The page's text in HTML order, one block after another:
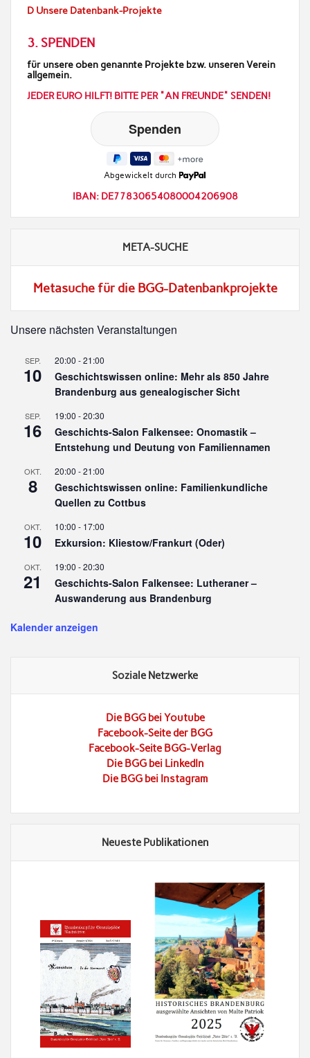
D Unsere Datenbank-Projekte
3. SPENDEN
für unsere oben genannte Projekte bzw. unseren Verein
allgemein.
JEDER EURO HILFT! BITTE PER "AN FREUNDE" SENDEN!
Abgewickelt durch
IBAN: DE77830654080004206908
META-SUCHE
Metasuche für die BGG-Datenbankprojekte
Unsere nächsten Veranstaltungen
SEP.
10
20:00 -21:00
Geschichtswissen online: Mehr als 850 Jahre
Brandenburg aus genealogischer Sicht
SEP.
16
19:00 -20:30
Geschichts-Salon Falkensee: Onomastik –
Entstehung und Deutung von Familiennamen
OKT.
8
20:00 -21:00
Geschichtswissen online: Familienkundliche
Quellen zu Cottbus
OKT.
10
10:00 - 17:00
Exkursion: Kliestow/Frankurt (Oder)
OKT.
21
19:00 -20:30
Geschichts-Salon Falkensee: Lutheraner –
Auswanderung aus Brandenburg
Kalender anzeigen
Soziale Netzwerke
Die BGG bei Youtube
Facebook-Seite der BGG
Facebook-Seite BGG-Verlag
Die BGG bei LinkedIn
Die BGG bei Instagram
Neueste Publikationen